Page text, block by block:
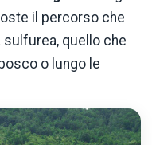
il percorso che
quello che
o lungo le